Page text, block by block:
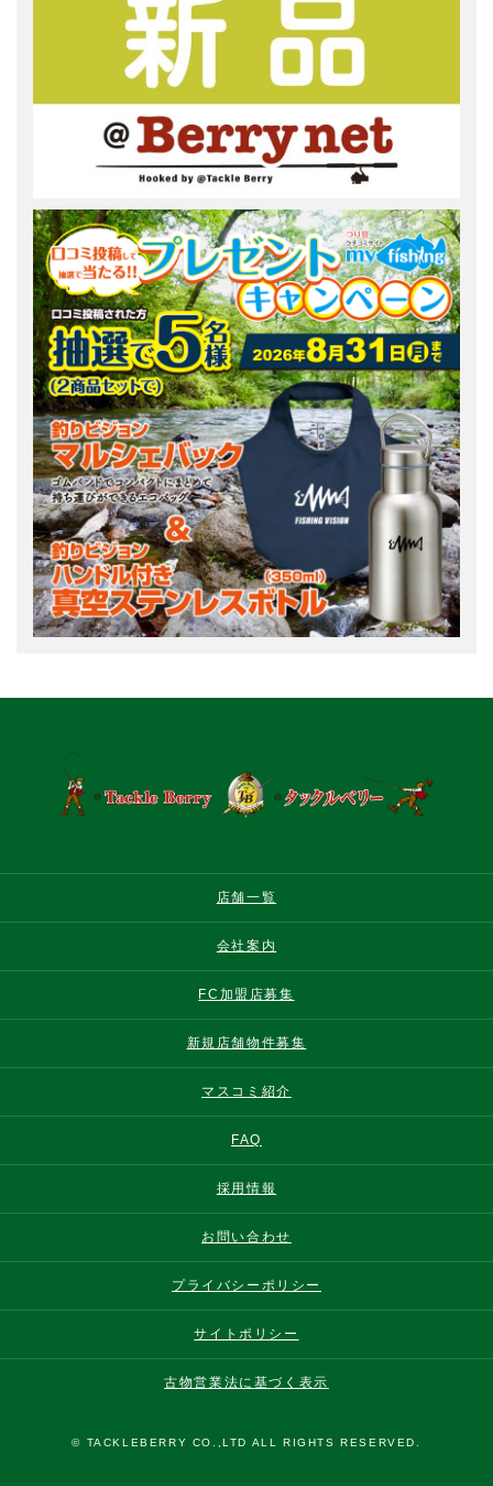
店舗一覧
会社案内
FC加盟店募集
新規店舗物件募集
マスコミ紹介
FAQ
採用情報
お問い合わせ
プライバシーポリシー
サイトポリシー
古物営業法に基づく表示
© TACKLEBERRY CO.,LTD ALL RIGHTS RESERVED.